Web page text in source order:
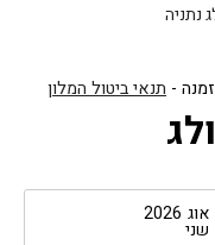
נתניה
- תנאי ביטול המלון
אוג 2026
שני